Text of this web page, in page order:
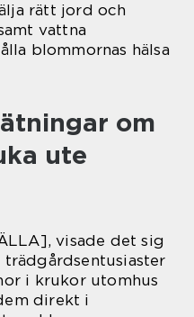
rätt jord och
vattna
blommornas hälsa
om
ute
visade det sig
i krukor utomhus
direkt i